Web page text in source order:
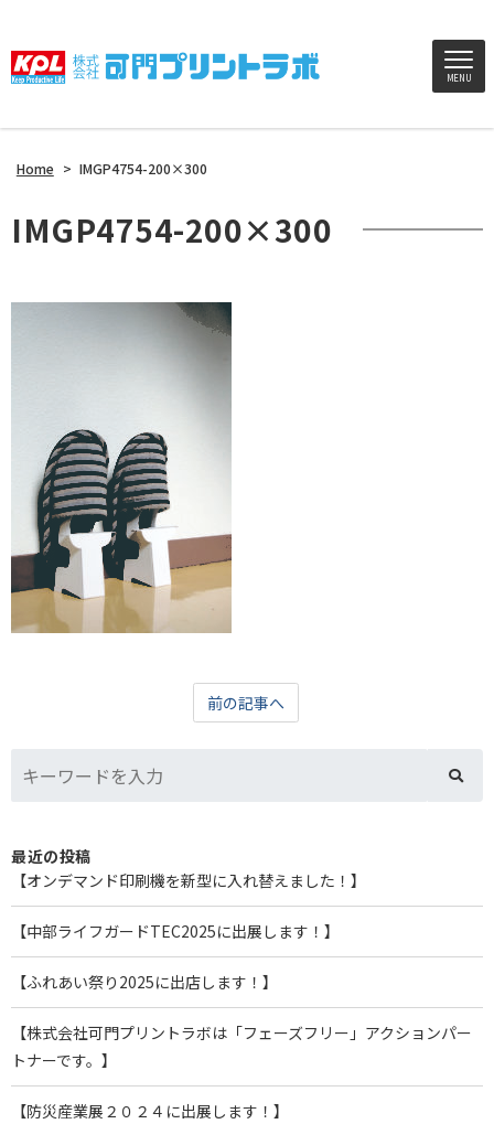
MENU
Home > IMGP4754-200×300
IMGP4754-200×300
前の記事へ
最近の投稿
【オンデマンド印刷機を新型に入れ替えました！】
【中部ライフガードTEC2025に出展します！】
【ふれあい祭り2025に出店します！】
【株式会社可門プリントラボは「フェーズフリー」アクションパー
トナーです。】
【防災産業展２０２４に出展します！】